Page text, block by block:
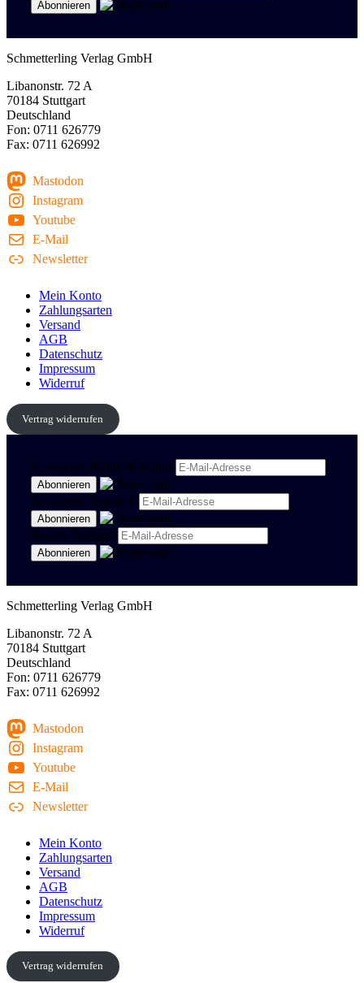
Schmetterling Verlag GmbH
Libanonstr. 72 A
70184 Stuttgart
Deutschland
Fon: 0711 626779
Fax: 0711 626992
Mastodon
Instagram
Youtube
E-Mail
Newsletter
Mein Konto
Zahlungsarten
Versand
AGB
Datenschutz
Impressum
Widerruf
Vertrag widerrufen
Newsletter Politik & Kultur
Newsletter Spanisch
Region Stuttgart
Schmetterling Verlag GmbH
Libanonstr. 72 A
70184 Stuttgart
Deutschland
Fon: 0711 626779
Fax: 0711 626992
Mastodon
Instagram
Youtube
E-Mail
Newsletter
Mein Konto
Zahlungsarten
Versand
AGB
Datenschutz
Impressum
Widerruf
Vertrag widerrufen